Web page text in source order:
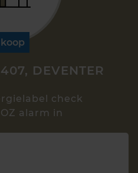
DEVENTER
check
alarm in